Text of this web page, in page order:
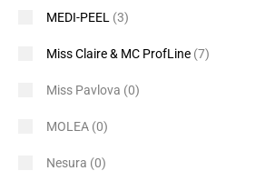
MEDI-PEEL (3)
Miss Claire & MC ProfLine (7)
Miss Pavlova (0)
MOLEA (0)
Nesura (0)